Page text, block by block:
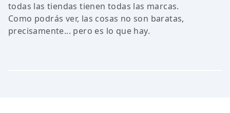
todas las tiendas tienen todas las marcas.
Como podrás ver, las cosas no son baratas,
precisamente... pero es lo que hay.